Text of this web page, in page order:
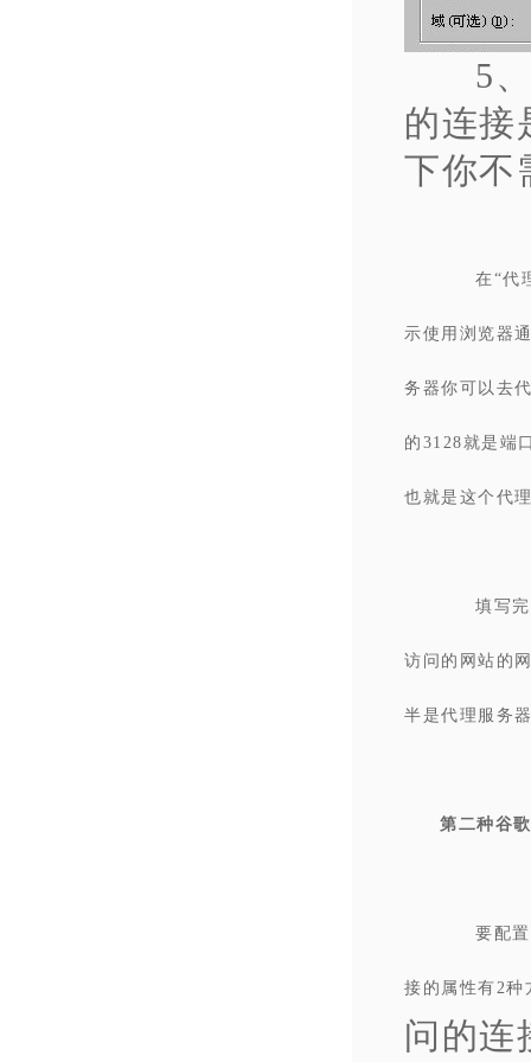
5
的连接
下你不
在“代
示使用浏览器
务器你可以去
的3128就是端
也就是这个代
填写
访问的网站的
半是代理服务
第二种谷
要配
接的属性有2种
问的连